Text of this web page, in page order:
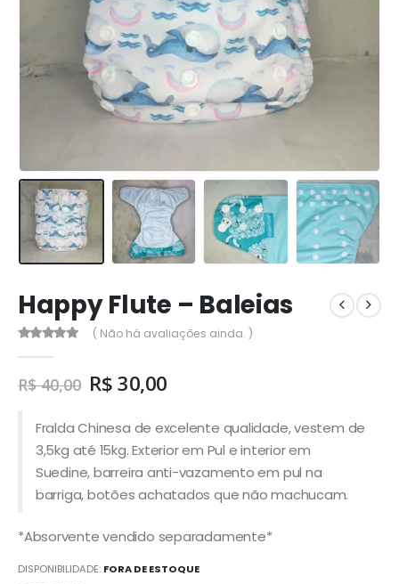
Happy Flute – Baleias
( Não há avaliações ainda. )
R$40,00 R$30,00
Fralda Chinesa de excelente qualidade, vestem de
3,5kg até 15kg. Exterior em Pul e interior em
Suedine, barreira anti-vazamento em pul na
barriga, botões achatados que não machucam.
*Absorvente vendido separadamente*
DISPONIBILIDADE: FORA DE ESTOQUE